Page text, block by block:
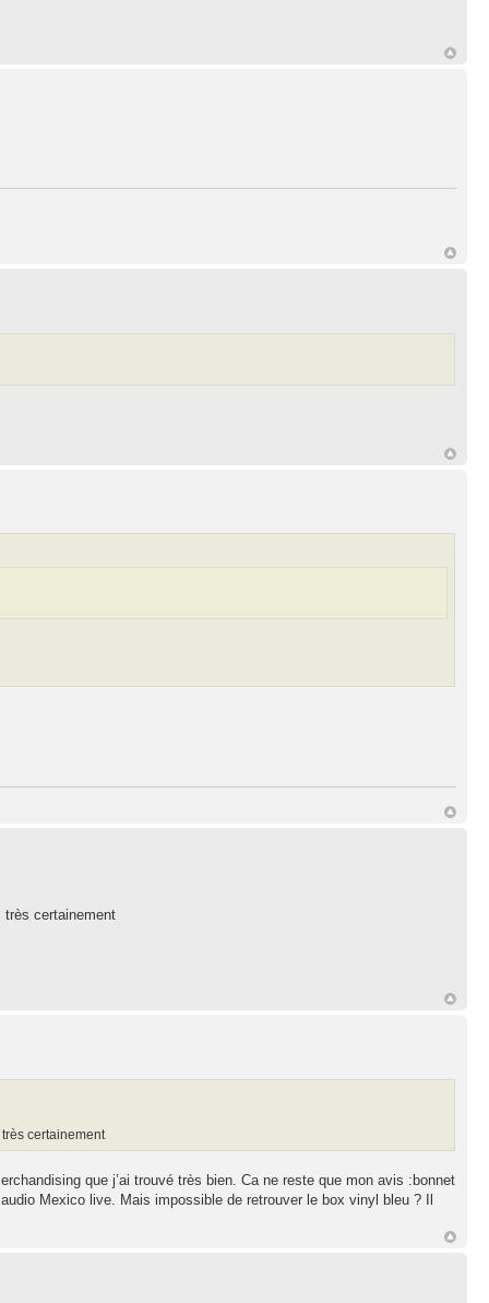
très certainement
certainement
que j’ai trouvé très bien. Ca ne reste que mon avis :bonnet
Mexico live. Mais impossible de retrouver le box vinyl bleu ? Il